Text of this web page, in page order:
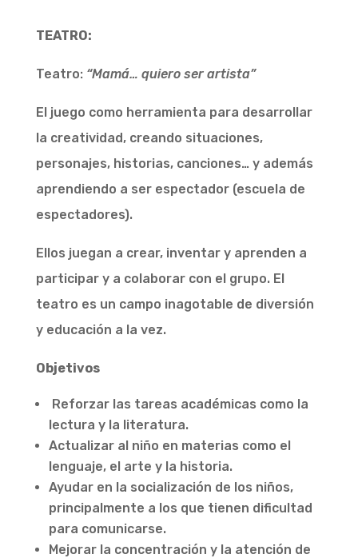
TEATRO:
Teatro: “Mamá… quiero ser artista”
El juego como herramienta para desarrollar
la creatividad, creando situaciones,
personajes, historias, canciones… y además
aprendiendo a ser espectador (escuela de
espectadores).
Ellos juegan a crear, inventar y aprenden a
participar y a colaborar con el grupo. El
teatro es un campo inagotable de diversión
y educación a la vez.
Objetivos
Reforzar las tareas académicas como la
lectura y la literatura.
Actualizar al niño en materias como el
lenguaje, el arte y la historia.
Ayudar en la socialización de los niños,
principalmente a los que tienen dificultad
para comunicarse.
Mejorar la concentración y la atención de